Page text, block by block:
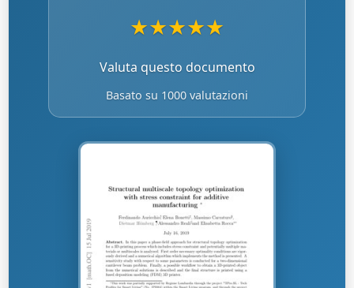
★★★★★
Valuta questo documento
Basato su 1000 valutazioni